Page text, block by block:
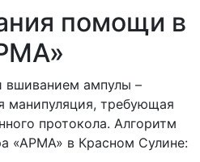
помощи в
вшиванием ампулы –
манипуляция, требующая
протокола. Алгоритм
«АРМА» в Красном Сулине: